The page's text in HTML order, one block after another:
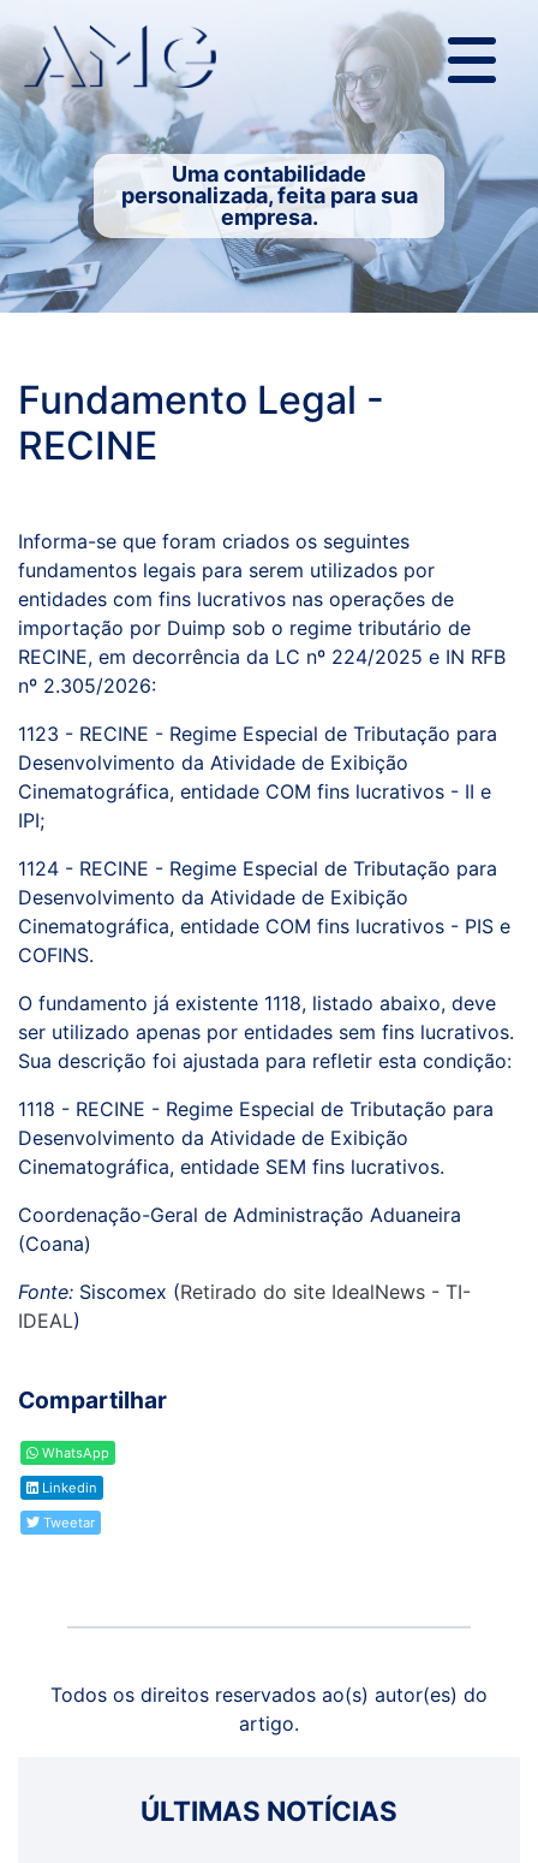
Uma contabilidade
personalizada, feita para sua
empresa.
Fundamento Legal -
RECINE
Informa-se que foram criados os seguintes
fundamentos legais para serem utilizados por
entidades com fins lucrativos nas operações de
importação por Duimp sob o regime tributário de
RECINE, em decorrência da LC nº 224/2025 e IN RFB
nº 2.305/2026:
1123 - RECINE - Regime Especial de Tributação para
Desenvolvimento da Atividade de Exibição
Cinematográfica, entidade COM fins lucrativos - II e
IPI;
1124 - RECINE - Regime Especial de Tributação para
Desenvolvimento da Atividade de Exibição
Cinematográfica, entidade COM fins lucrativos - PIS e
COFINS.
O fundamento já existente 1118, listado abaixo, deve
ser utilizado apenas por entidades sem fins lucrativos.
Sua descrição foi ajustada para refletir esta condição:
1118 - RECINE - Regime Especial de Tributação para
Desenvolvimento da Atividade de Exibição
Cinematográfica, entidade SEM fins lucrativos.
Coordenação-Geral de Administração Aduaneira
(Coana)
Fonte: Siscomex (Retirado do site IdealNews - TI-
IDEAL)
Compartilhar
WhatsApp
Linkedin
Tweetar
Todos os direitos reservados ao(s) autor(es) do
artigo.
ÚLTIMAS NOTÍCIAS